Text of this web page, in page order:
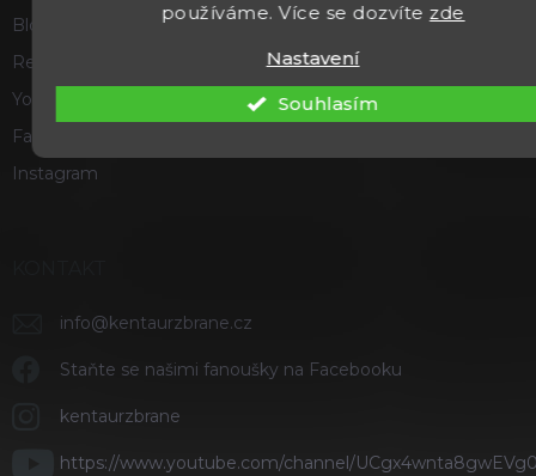
používáme. Více se dozvíte zde
Nastavení
Souhlasím
Blog
Recenze a hodnocení
Youtube
Facebook
Instagram
info@kentaurzbrane.cz
Staňte se našimi fanoušky na Facebooku
kentaurzbrane
https://www.youtube.com/channel/